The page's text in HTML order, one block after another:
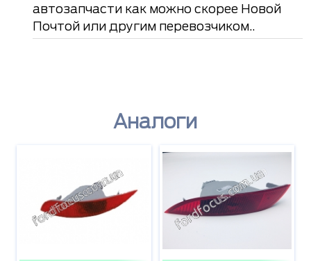
автозапчасти как можно скорее Новой
Почтой или другим перевозчиком..
Аналоги